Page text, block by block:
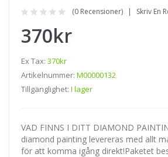
(0 Recensioner) Skriv En
370kr
Ex Tax: 370kr
Artikelnummer: M00000132
Tillgänglighet: I lager
VAD FINNS I DITT DIAMOND
diamond painting levereras med allt
för att komma igång direkt!Paketet